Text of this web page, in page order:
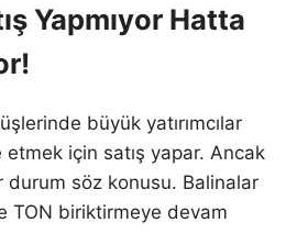
Yapmıyor Hatta
büyük yatırımcılar
etmek için satış yapar. Ancak
durum söz konusu. Balinalar
TON biriktirmeye devam